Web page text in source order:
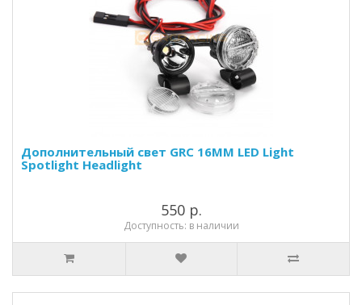
Дополнительный свет GRC 16MM LED Light
Spotlight Headlight
550 р.
Доступность: в наличии